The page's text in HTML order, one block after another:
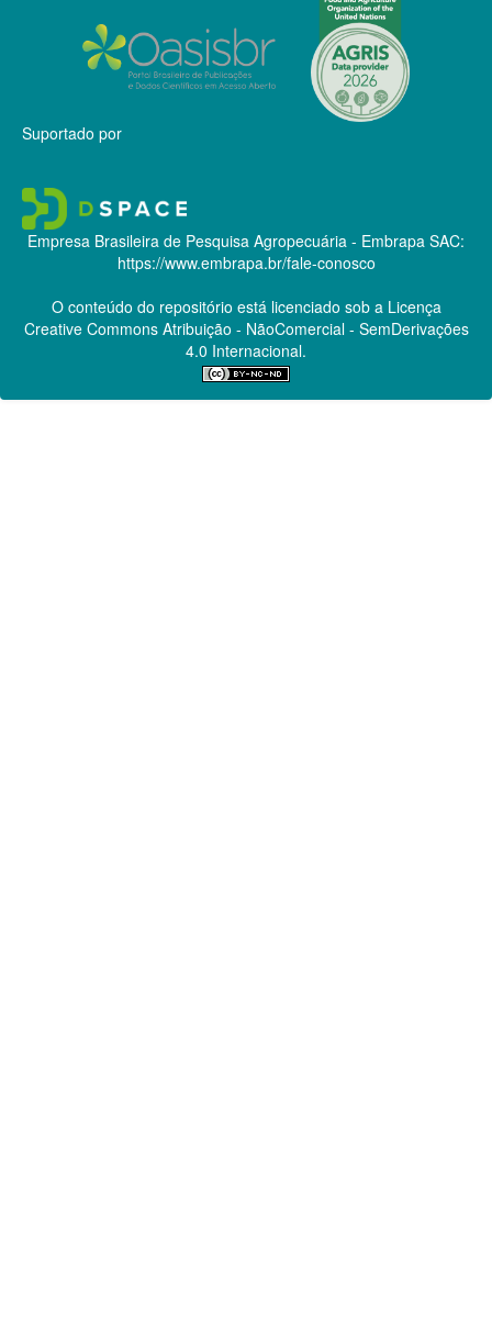
Suportado por
Empresa Brasileira de Pesquisa Agropecuária - Embrapa SAC:
https://www.embrapa.br/fale-conosco
O conteúdo do repositório está licenciado sob a Licença
Creative CommonsAtribuição - NãoComercial - SemDerivações
4.0 Internacional.